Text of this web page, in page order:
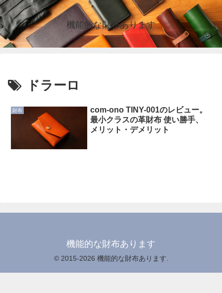
機能的な財布あります
ドラーロ
財布
com-ono TINY-001のレビュー。
最小クラスの革財布 使い勝手、
メリット・デメリット
機能的な財布あります
© 2015-2026 機能的な財布あります.